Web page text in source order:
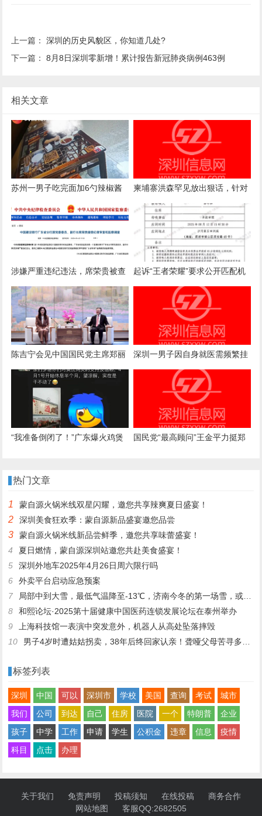
上一篇：深圳的历史风貌区，你知道几处?
下一篇：8月8日深圳零新增！累计报告新冠肺炎病例463例
相关文章
苏州一男子吃完面加6勺辣椒酱
被店主曝光，店主回应：气愤，
曝光的本意是希望不要浪费
柬埔寨洪森罕见放出狠话，针对
国内电诈产业下达终极清剿指
令，要求彻查涉案官员
涉嫌严重违纪违法，席荣贵被查
起诉“王者荣耀”要求公开匹配机
制案一审诉求被驳回，法院：属
商业秘密，公开或导致被滥用
陈吉宁会见中国国民党主席郑丽
文
深圳一男子因自身就医需频繁挂
号，自学编写抢号脚本，发
现“商机”后与妻子分工合作，代
抢各大医院号源，涉案金额超57
万元，二人均获刑
“我准备倒闭了！”广东爆火鸡煲
我这是冰冻鸡，别来了；儿子：
国民党“最高顾问”王金平力挺郑
热门文章
1 蒙自源火锅米线双星闪耀，邀您共享辣爽夏日盛宴！
2 深圳美食狂欢季：蒙自源新品盛宴邀您品尝
3
蒙自源火锅米线新品尝鲜季，邀您共享味蕾盛宴！
4
夏日燃情，蒙自源深圳站邀您共赴美食盛宴！
5
深圳外地车2025年4月26日周六限行吗
6
外卖平台启动应急预案
7
局部中到大雪，最低气温降至-13℃，济南今冬的第一场雪，或跟去年同一时间！
8
和熙论坛·2025第十届健康中国医药连锁发展论坛在泰州举办
9
上海科技馆一表演中突发意外，机器人从高处坠落摔毁
10
男子4岁时遭姑姑拐卖，38年后终回家认亲！聋哑父母苦寻多年，母亲已抱憾离世丨红星寻人
标签列表
深圳 中国 可以 深圳市 学校 美国 查询 考试
城市
我们
公司 到达 自己 住房 医院 一个 特朗普
企业
孩子
中学 工作 申请 学生 公积金 违章 信息
疫情
科目
点击 办理
关于我们 免责声明 投稿须知 在线投稿
商务合作
网站地图
客服QQ:2682505